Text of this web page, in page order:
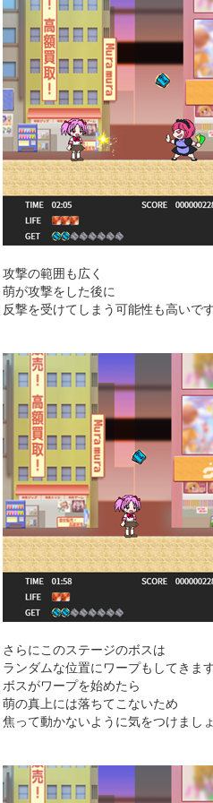
攻撃の範囲も広く
萌が攻撃をした後に
反撃を受けてしまう可能性も高いで
さらにこのステージのボスは
ランダムな位置にワープもしてきま
ボスがワープを始めたら
萌の真上には落ちてこないため
焦って動かないように気をつけまし